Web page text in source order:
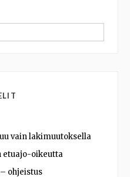
vain lakimuutoksella
etuajo-oikeutta
ohjeistus